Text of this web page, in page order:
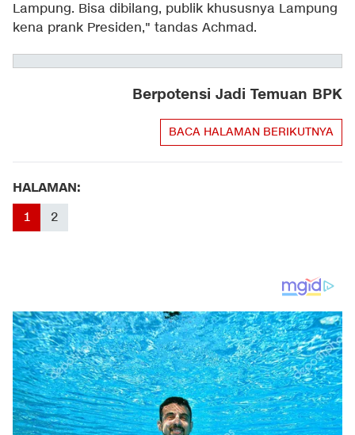
Lampung. Bisa dibilang, publik khususnya Lampung
kena prank Presiden," tandas Achmad.
Berpotensi Jadi Temuan BPK
BACA HALAMAN BERIKUTNYA
HALAMAN:
1 2